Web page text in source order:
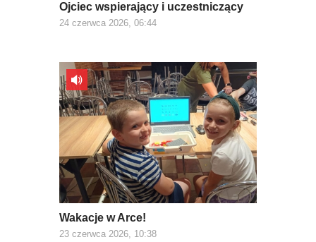
Ojciec wspierający i uczestniczący
24 czerwca 2026, 06:44
Wakacje w Arce!
23 czerwca 2026, 10:38